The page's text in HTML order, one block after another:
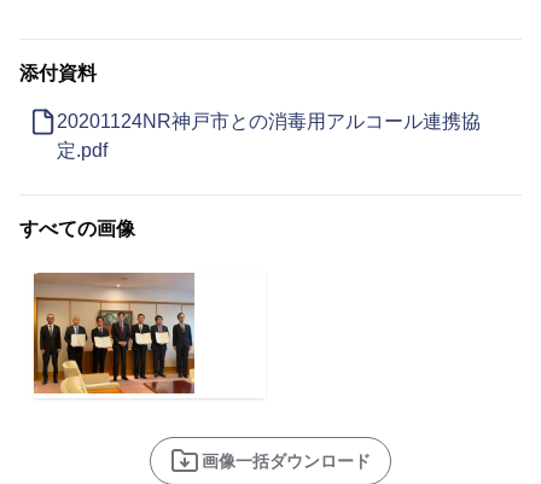
添付資料
20201124NR神戸市との消毒用アルコール連携協
定.pdf
すべての画像
画像一括ダウンロード